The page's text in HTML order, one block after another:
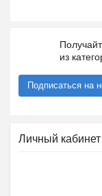
из
Подписаться на
Личный кабинет